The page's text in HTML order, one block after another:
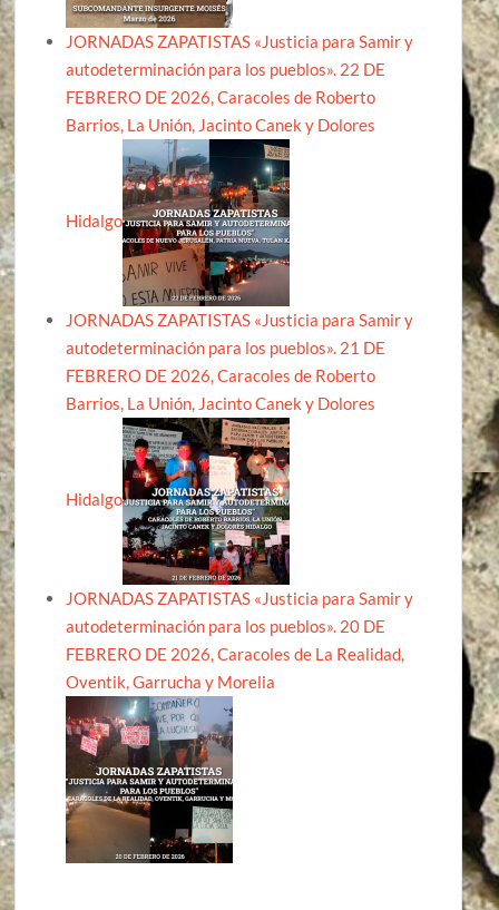
JORNADAS ZAPATISTAS «Justicia para Samir y
autodeterminación para los pueblos». 22 DE
FEBRERO DE 2026, Caracoles de Roberto
Barrios, La Unión, Jacinto Canek y Dolores
Hidalgo
JORNADAS ZAPATISTAS «Justicia para Samir y
autodeterminación para los pueblos». 21 DE
FEBRERO DE 2026, Caracoles de Roberto
Barrios, La Unión, Jacinto Canek y Dolores
Hidalgo
JORNADAS ZAPATISTAS «Justicia para Samir y
autodeterminación para los pueblos». 20 DE
FEBRERO DE 2026, Caracoles de La Realidad,
Oventik, Garrucha y Morelia